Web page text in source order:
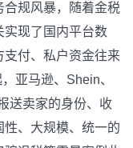
规风暴，随着金税
实现了国内平台数
支付、私户资金往来
亚马逊、Shein、
送卖家的身份、收
性、大规模、统一的